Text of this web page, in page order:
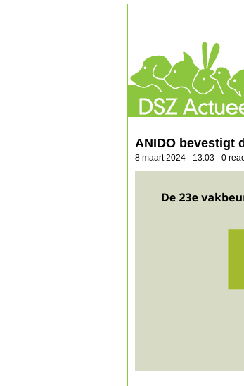
ANIDO bevestigt
8 maart 2024 - 13:03 - 0